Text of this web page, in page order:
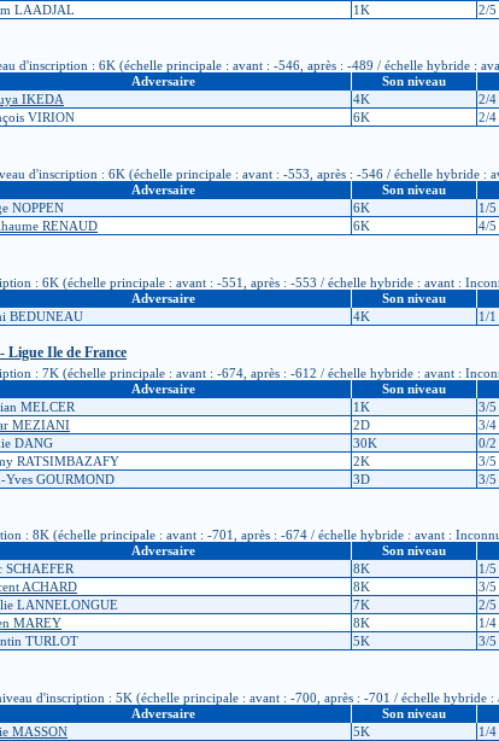
LAADJAL 1K 2/5
d'inscription : 6K (échelle principale : avant : -546, après : -489 / échelle hybride :
Adversaire Son niveau
IKEDA 4K 2/4
VIRION 6K 2/4
d'inscription : 6K (échelle principale : avant : -553, après : -546 / échelle hybride :
Adversaire Son niveau
NOPPEN 6K 1/5
RENAUD 6K 4/5
: 6K (échelle principale : avant : -551, après : -553 / échelle hybride : avant :
Adversaire Son niveau
BEDUNEAU 4K 1/1
Ligue Ile de France
: 7K (échelle principale : avant : -674, après : -612 / échelle hybride : avant :
Adversaire Son niveau
MELCER 1K 3/5
MEZIANI 2D 3/4
DANG 30K 0/2
RATSIMBAZAFY 2K 3/5
Yves GOURMOND 3D 3/5
: 8K (échelle principale : avant : -701, après : -674 / échelle hybride : avant :
Adversaire Son niveau
SCHAEFER 8K 1/5
ACHARD 8K 3/5
LANNELONGUE 7K 2/5
MAREY 8K 1/4
TURLOT 5K 3/5
d'inscription : 5K (échelle principale : avant : -700, après : -701 / échelle hybride :
Adversaire Son niveau
MASSON 5K 1/4